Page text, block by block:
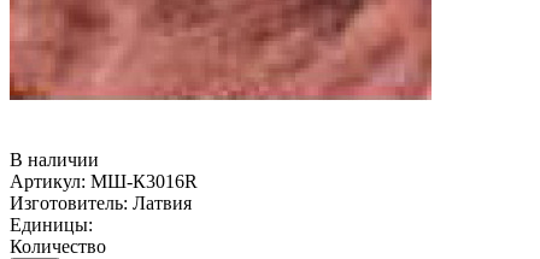
В наличии
Артикул: МШ-К3016R
Изготовитель: Латвия
Единицы:
Количество